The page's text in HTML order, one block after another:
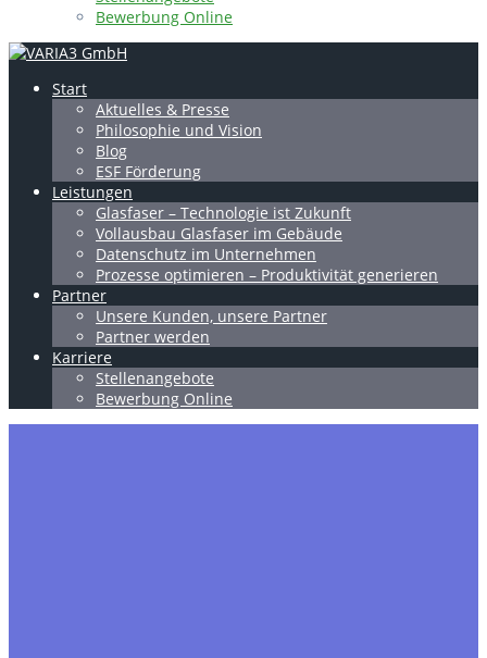
Bewerbung Online
Start
Aktuelles & Presse
Philosophie und Vision
Blog
ESF Förderung
Leistungen
Glasfaser – Technologie ist Zukunft
Vollausbau Glasfaser im Gebäude
Datenschutz im Unternehmen
Prozesse optimieren – Produktivität generieren
Partner
Unsere Kunden, unsere Partner
Partner werden
Karriere
Stellenangebote
Bewerbung Online